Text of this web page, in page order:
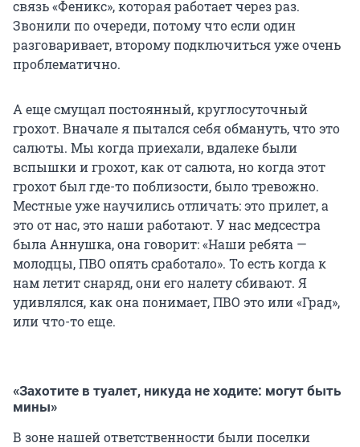
связь «Феникс», которая работает через раз.
Звонили по очереди, потому что если один
разговаривает, второму подключиться уже очень
проблематично.
А еще смущал постоянный, круглосуточный
грохот. Вначале я пытался себя обмануть, что это
салюты. Мы когда приехали, вдалеке были
вспышки и грохот, как от салюта, но когда этот
грохот был где-то поблизости, было тревожно.
Местные уже научились отличать: это прилет, а
это от нас, это наши работают. У нас медсестра
была Аннушка, она говорит: «Наши ребята —
молодцы, ПВО опять сработало». То есть когда к
нам летит снаряд, они его налету сбивают. Я
удивлялся, как она понимает, ПВО это или «Град»,
или что-то еще.
«Захотите в туалет, никуда не ходите: могут быть
мины»
В зоне нашей ответственности были поселки